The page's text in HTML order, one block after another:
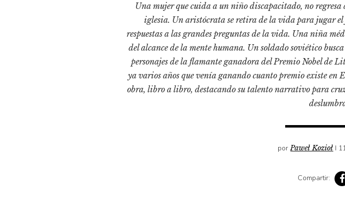
Una mujer que cuida a un niño discapacitado, no
iglesia. Un aristócrata se retira de la vida para jugar el
respuestas a las grandes preguntas de la vida. Una niña
del alcance de la mente humana. Un soldado soviético
personajes de la flamante ganadora del Premio Nobel de
ya varios años que venía ganando cuanto premio existe en
obra, libro a libro, destacando su talento narrativo para
porPaweł Kozioł I
Compartir: